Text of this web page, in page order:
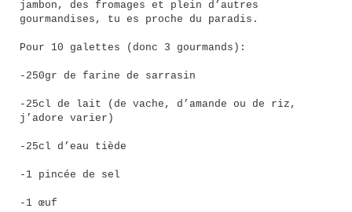
jambon, des fromages et plein d’autres
gourmandises, tu es proche du paradis.
Pour 10 galettes (donc 3 gourmands):
-250gr de farine de sarrasin
-25cl de lait (de vache, d’amande ou de riz,
j’adore varier)
-25cl d’eau tiède
-1 pincée de sel
-1 œuf